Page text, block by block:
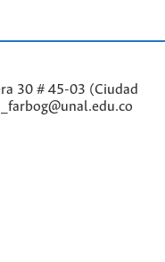
30 # 45-03 (Ciudad